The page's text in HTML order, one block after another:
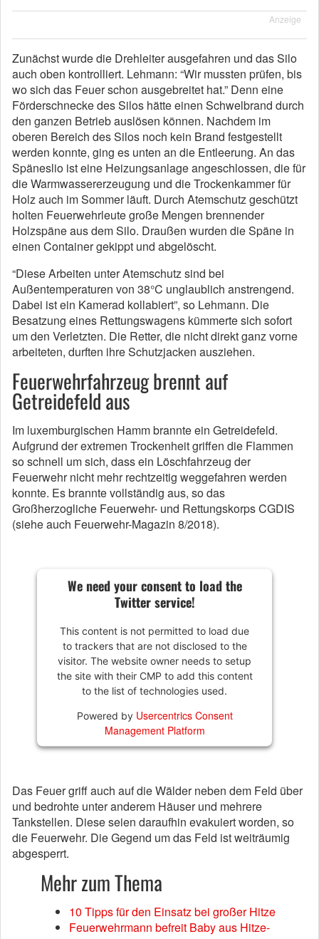
Anzeige
Zunächst wurde die Drehleiter ausgefahren und das Silo
auch oben kontrolliert. Lehmann: “Wir mussten prüfen, bis
wo sich das Feuer schon ausgebreitet hat.” Denn eine
Förderschnecke des Silos hätte einen Schwelbrand durch
den ganzen Betrieb auslösen können. Nachdem im
oberen Bereich des Silos noch kein Brand festgestellt
werden konnte, ging es unten an die Entleerung. An das
Späneslio ist eine Heizungsanlage angeschlossen, die für
die Warmwassererzeugung und die Trockenkammer für
Holz auch im Sommer läuft. Durch Atemschutz geschützt
holten Feuerwehrleute große Mengen brennender
Holzspäne aus dem Silo. Draußen wurden die Späne in
einen Container gekippt und abgelöscht.
“Diese Arbeiten unter Atemschutz sind bei
Außentemperaturen von 38°C unglaublich anstrengend.
Dabei ist ein Kamerad kollabiert”, so Lehmann. Die
Besatzung eines Rettungswagens kümmerte sich sofort
um den Verletzten. Die Retter, die nicht direkt ganz vorne
arbeiteten, durften ihre Schutzjacken ausziehen.
Feuerwehrfahrzeug brennt auf
Getreidefeld aus
Im luxemburgischen Hamm brannte ein Getreidefeld.
Aufgrund der extremen Trockenheit griffen die Flammen
so schnell um sich, dass ein Löschfahrzeug der
Feuerwehr nicht mehr rechtzeitig weggefahren werden
konnte. Es brannte vollständig aus, so das
Großherzogliche Feuerwehr- und Rettungskorps CGDIS
(siehe auch Feuerwehr-Magazin 8/2018).
We need your consent to load the
Twitter service!
This content is not permitted to load due
to trackers that are not disclosed to the
visitor. The website owner needs to setup
the site with their CMP to add this content
to the list of technologies used.
Powered by Usercentrics Consent
Management Platform
Das Feuer griff auch auf die Wälder neben dem Feld über
und bedrohte unter anderem Häuser und mehrere
Tankstellen. Diese seien daraufhin evakuiert worden, so
die Feuerwehr. Die Gegend um das Feld ist weiträumig
abgesperrt.
Mehr zum Thema
10 Tipps für den Einsatz bei großer Hitze
Feuerwehrmann befreit Baby aus Hitze-